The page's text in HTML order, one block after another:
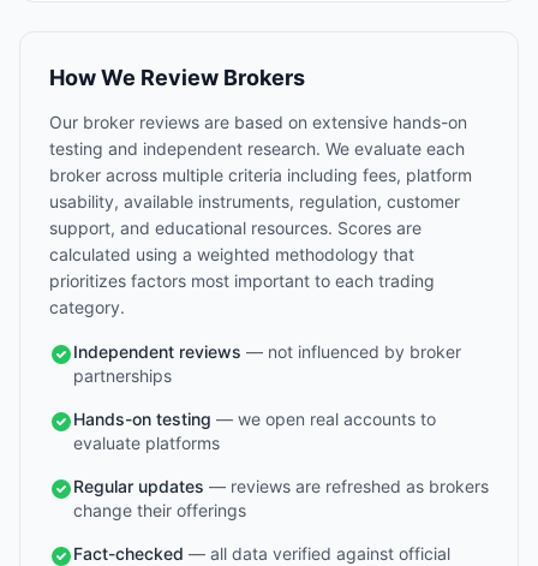
How We Review Brokers
Our broker reviews are based on extensive hands-on
testing and independent research. We evaluate each
broker across multiple criteria including fees, platform
usability, available instruments, regulation, customer
support, and educational resources. Scores are
calculated using a weighted methodology that
prioritizes factors most important to each trading
category.
Independent reviews — not influenced by broker
partnerships
Hands-on testing — we open real accounts to
evaluate platforms
Regular updates — reviews are refreshed as brokers
change their offerings
Fact-checked — all data verified against official